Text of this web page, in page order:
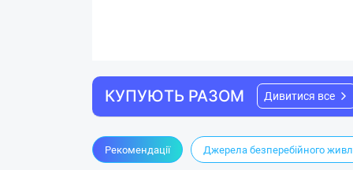
КУПУЮТЬ РАЗОМ Дивитися все
Рекомендації Джерела безперебійного